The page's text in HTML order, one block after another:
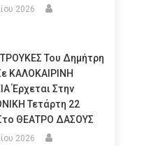
2026
Του Δημήτρη
ΚΑΛΟΚΑΙΡΙΝΗ
Έρχεται Στην
Τετάρτη 22
Στο ΘΕΑΤΡΟ ΔΑΣΟΥΣ
2026